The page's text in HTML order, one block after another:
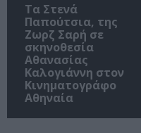
Τα Στενά
Παπούτσια, της
Ζωρζ Σαρή σε
σκηνοθεσία
Αθανασίας
Καλογιάννη στον
Κινηματογράφο
Αθηναία